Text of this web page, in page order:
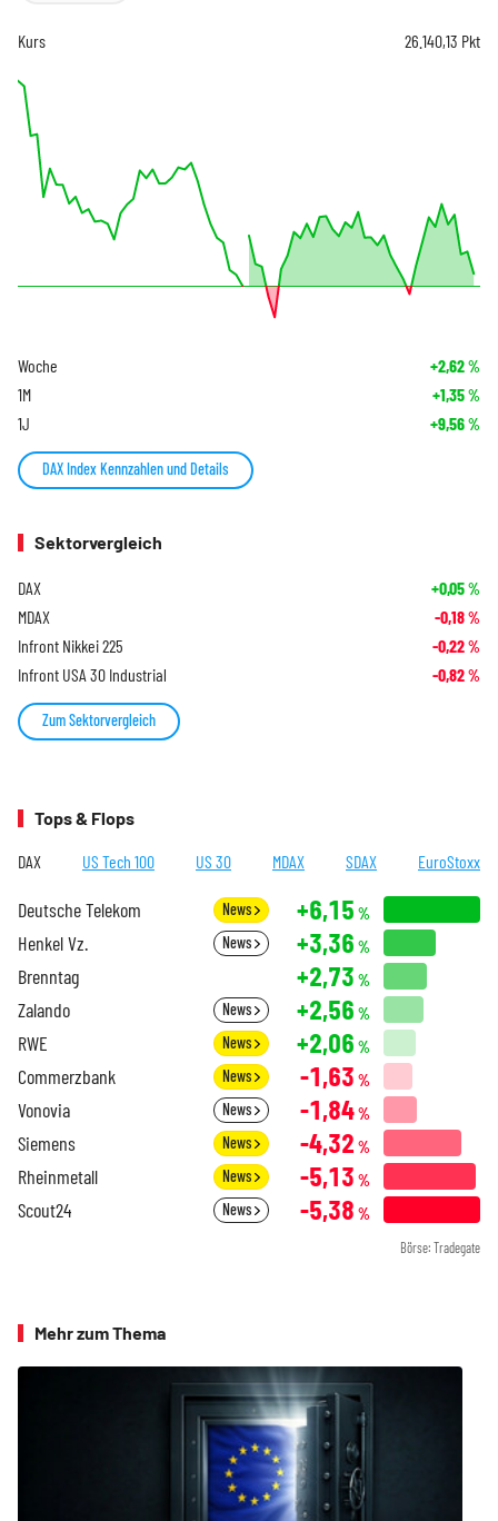
Kurs 26.140,13 Pkt
Woche +2,62%
1M +1,35%
1J +9,56%
DAX Index Kennzahlen und Details
Sektorvergleich
DAX +0,05%
MDAX -0,18%
Infront Nikkei 225 -0,22%
Infront USA 30 Industrial -0,82%
Zum Sektorvergleich
Tops & Flops
DAX US Tech 100 US 30 MDAX SDAX EuroStoxx
Deutsche Telekom News +6,15 %
Henkel Vz. News +3,36 %
Brenntag +2,73 %
Zalando News +2,56 %
RWE News +2,06 %
Commerzbank News -1,63 %
Vonovia News -1,84%
Siemens News -4,32 %
Rheinmetall News -5,13 %
Scout24 News -5,38 %
Börse: Tradegate
Mehr zum Thema